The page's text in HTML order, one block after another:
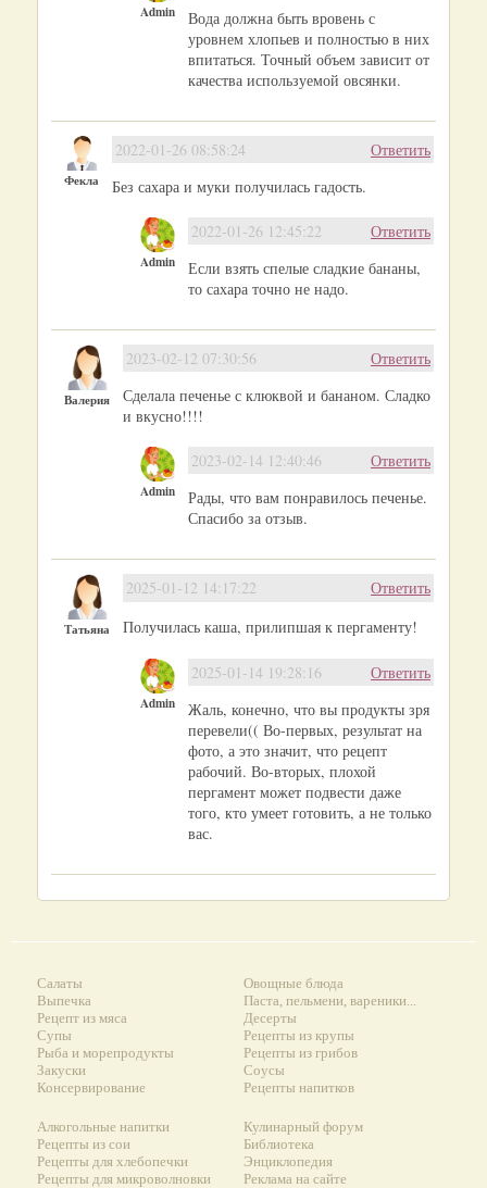
Admin
Вода должна быть вровень с
уровнем хлопьев и полностью в них
впитаться. Точный объем зависит от
качества используемой овсянки.
Фекла
Ответить
2022-01-26 08:58:24
Без сахара и муки получилась гадость.
Admin
Ответить
2022-01-26 12:45:22
Если взять спелые сладкие бананы,
то сахара точно не надо.
Валерия
Ответить
2023-02-12 07:30:56
Сделала печенье с клюквой и бананом. Сладко
и вкусно!!!!
Admin
Ответить
2023-02-14 12:40:46
Рады, что вам понравилось печенье.
Спасибо за отзыв.
Татьяна
Ответить
2025-01-12 14:17:22
Получилась каша, прилипшая к пергаменту!
Admin
Ответить
2025-01-14 19:28:16
Жаль, конечно, что вы продукты зря
перевели(( Во-первых, результат на
фото, а это значит, что рецепт
рабочий. Во-вторых, плохой
пергамент может подвести даже
того, кто умеет готовить, а не только
вас.
Салаты
Выпечка
Рецепт из мяса
Супы
Рыба и морепродукты
Закуски
Консервирование
Овощные блюда
Паста, пельмени, вареники...
Десерты
Рецепты из крупы
Рецепты из грибов
Соусы
Рецепты напитков
Алкогольные напитки
Рецепты из сои
Рецепты для хлебопечки
Рецепты для микроволновки
Кулинарный форум
Библиотека
Энциклопедия
Реклама на сайте